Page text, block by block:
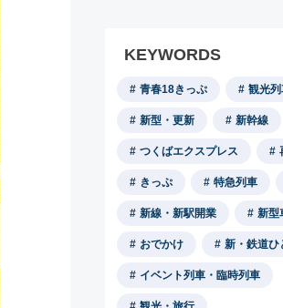
KEYWORDS
青春18きっぷ 観光
新型・更新 新幹線
つくばエクスプレス
きっぷ 特急列車
新線・新駅開業 新型
おでかけ 新・鉄道ひ
イベント列車・臨時列車